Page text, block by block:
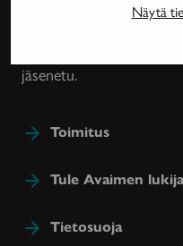
Näytä
sairastavien
jäsenetu.
Toimitus
Tule Avaimen
Tietosuoja